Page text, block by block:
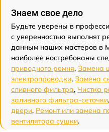
Знаем свое дело
Будьте уверены в
с уверенностью выполнят
данным наших мастеров в
наиболее востребованы
приводного ремня, Замена
электропроводки, Замена
сливного фильтра, Чистка
заливного фильтра-сеточки,
двери, Ремонт или замена
вентилятора сушки.